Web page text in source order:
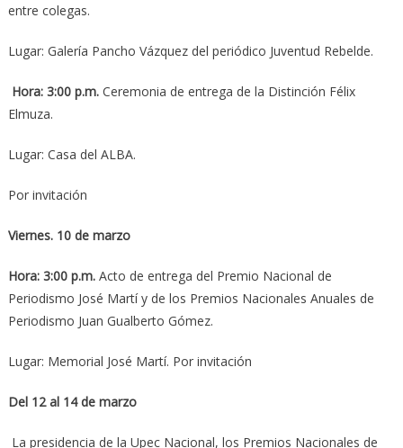
entre colegas.
Lugar: Galería Pancho Vázquez del periódico Juventud Rebelde.
Hora: 3:00 p.m.Ceremonia de entrega de la Distinción Félix
Elmuza.
Lugar: Casa del ALBA.
Por invitación
Viernes. 10 de marzo
Hora: 3:00 p.m.Acto de entrega del Premio Nacional de
Periodismo José Martí y de los Premios Nacionales Anuales de
Periodismo Juan Gualberto Gómez.
Lugar: Memorial José Martí. Por invitación
Del 12 al 14 de marzo
La presidencia de la Upec Nacional, los Premios Nacionales de